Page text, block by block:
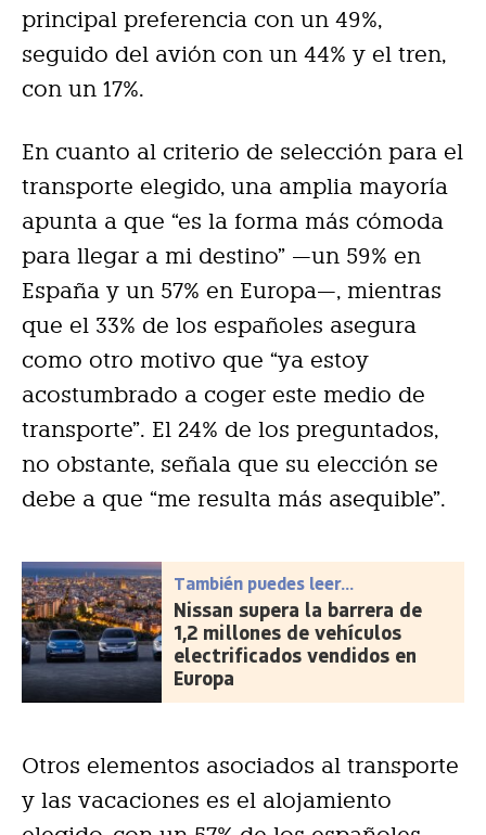
principal preferencia con un 49%,
seguido del avión con un 44% y el tren,
con un 17%.
En cuanto al criterio de selección para el
transporte elegido, una amplia mayoría
apunta a que “es la forma más cómoda
para llegar a mi destino” —un 59% en
España y un 57% en Europa—, mientras
que el 33% de los españoles asegura
como otro motivo que “ya estoy
acostumbrado a coger este medio de
transporte”. El 24% de los preguntados,
no obstante, señala que su elección se
debe a que “me resulta más asequible”.
También puedes leer...
Nissan supera la barrera de
1,2 millones de vehículos
electrificados vendidos en
Europa
Otros elementos asociados al transporte
y las vacaciones es el alojamiento